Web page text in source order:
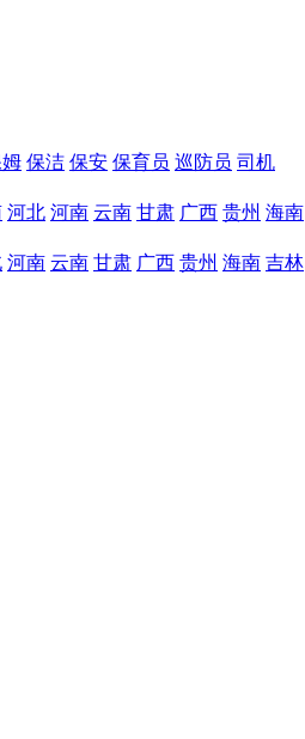
保洁 保安 保育员 巡防员 司机
河北 河南 云南 甘肃 广西 贵州 海南
河南 云南 甘肃 广西 贵州 海南 吉林